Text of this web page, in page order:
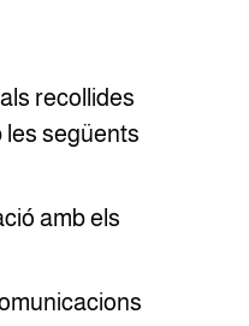
recollides
següents
amb els